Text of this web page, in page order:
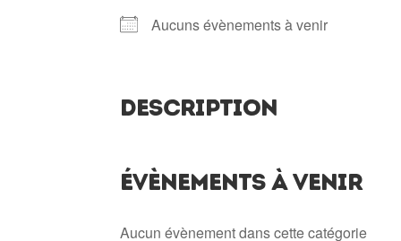
Aucuns évènements à venir
DESCRIPTION
ÉVÈNEMENTS À VENIR
Aucun évènement dans cette catégorie